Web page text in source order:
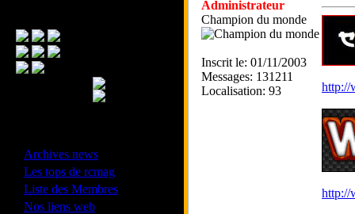
Archives news
Les tops de rcmag
Liste des Membres
Nos liens web
Administrateur
Champion du monde
Inscrit le: 01/11/2003
Messages: 131211
Localisation: 93
http://
http://